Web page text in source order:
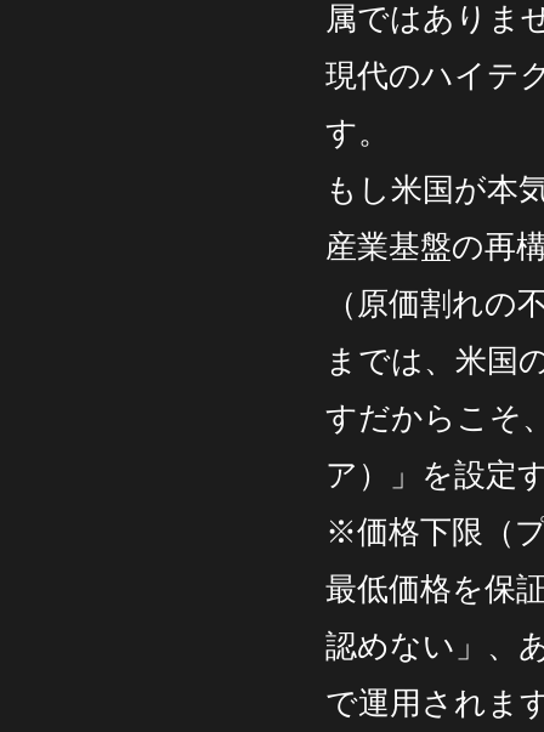
属ではありま
現代のハイテ
す。
もし米国が本
産業基盤の再
（原価割れの
までは、米国
すだからこそ
ア）」を設定
※価格下限（
最低価格を保
認めない」、
で運用されま